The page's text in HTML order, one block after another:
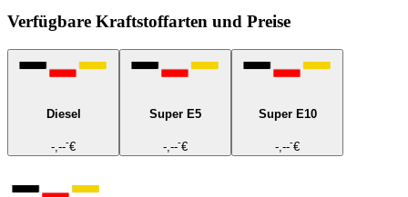
Verfügbare Kraftstoffarten und Preise
Diesel
-,---€
Super E5
-,---€
Super E10
-,---€